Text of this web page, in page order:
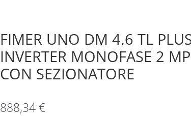
FIMER UNO DM 4.6 TL
INVERTER MONOFASE 2
CON SEZIONATORE
888,34€